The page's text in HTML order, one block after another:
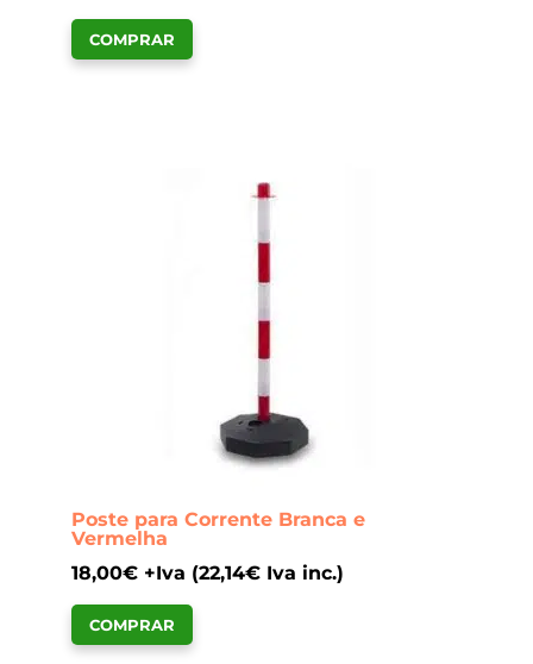
COMPRAR
Poste para Corrente Branca e
Vermelha
18,00€ +Iva (22,14€Iva inc.)
COMPRAR